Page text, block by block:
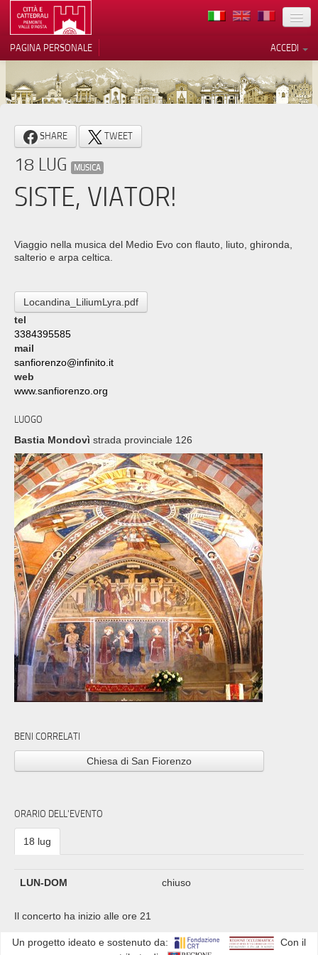
TERRITORIO
ARCHITETTURE
MUSEI
ITINERARI
EVENTI
VOLONTARI
PRESS
ACCEDI
PAGINA PERSONALE
SHARE TWEET
18 LUG MUSICA
SISTE, VIATOR!
Viaggio nella musica del Medio Evo con flauto, liuto, ghironda,
salterio e arpa celtica.
Locandina_LiliumLyra.pdf
tel
3384395585
mail
sanfiorenzo@infinito.it
web
www.sanfiorenzo.org
LUOGO
Bastia Mondovì strada provinciale 126
BENI CORRELATI
Chiesa di San Fiorenzo
ORARIO DELL'EVENTO
18 lug
LUN-DOM chiuso
Il concerto ha inizio alle ore 21
Un progetto ideato e sostenuto da:
Con il
Informativa sulla raccolta
Le tue preferenze relative alla